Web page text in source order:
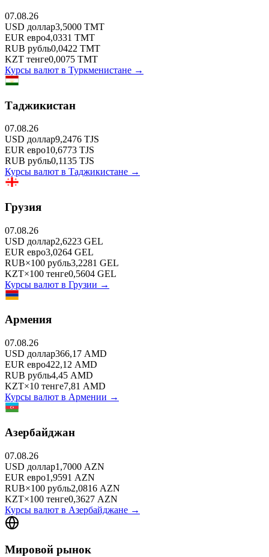
07.08.26
USD доллар3,5000 TMT
EUR евро4,0331 TMT
RUB рубль0,0422 TMT
KZT тенге0,0075 TMT
Курсы валют в Туркменистане →
Таджикистан
07.08.26
USD доллар9,2476 TJS
EUR евро10,6773 TJS
RUB рубль0,1135 TJS
Курсы валют в Таджикистане →
Грузия
07.08.26
USD доллар2,6223 GEL
EUR евро3,0264 GEL
RUB×100 рубль3,2281 GEL
KZT×100 тенге0,5604 GEL
Курсы валют в Грузии →
Армения
07.08.26
USD доллар366,17 AMD
EUR евро422,12 AMD
RUB рубль4,45 AMD
KZT×10 тенге7,81 AMD
Курсы валют в Армении →
Азербайджан
07.08.26
USD доллар1,7000 AZN
EUR евро1,9591 AZN
RUB×100 рубль2,0816 AZN
KZT×100 тенге0,3627 AZN
Курсы валют в Азербайджане →
Мировой рынок